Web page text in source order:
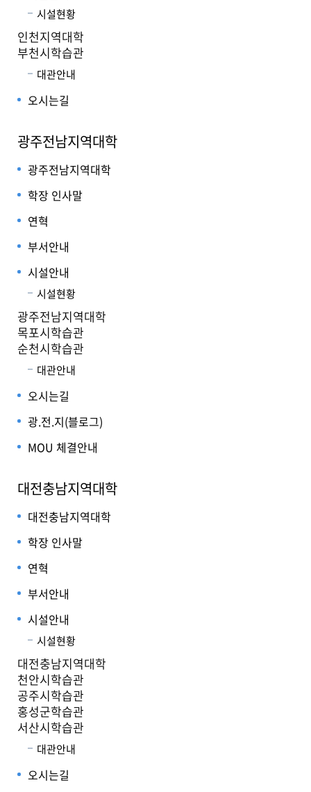
시설현황
인천지역대학
부천시학습관
대관안내
오시는길
광주전남지역대학
광주전남지역대학
학장 인사말
연혁
부서안내
시설안내
시설현황
광주전남지역대학
목포시학습관
순천시학습관
대관안내
오시는길
광.전.지(블로그)
MOU 체결안내
대전충남지역대학
대전충남지역대학
학장 인사말
연혁
부서안내
시설안내
시설현황
대전충남지역대학
천안시학습관
공주시학습관
홍성군학습관
서산시학습관
대관안내
오시는길